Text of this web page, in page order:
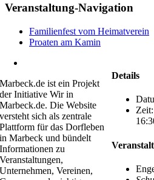
Facebook
X
Bluesky
Reddit
LinkedIn
WhatsApp
Telegram
Tumblr
Xing
Email
Copy
Veranstaltung-Navigation
Familienfest vom Heimatverein
Proaten am Kamin
Details
Zeit:
Marbeck.de ist ein Projekt
der Initiative Wir in
Marbeck.de. Die Website
versteht sich als zentrale
Plattform für das Dorfleben
in Marbeck und bündelt
Informationen zu
Veranstaltungen,
Unternehmen, Vereinen,